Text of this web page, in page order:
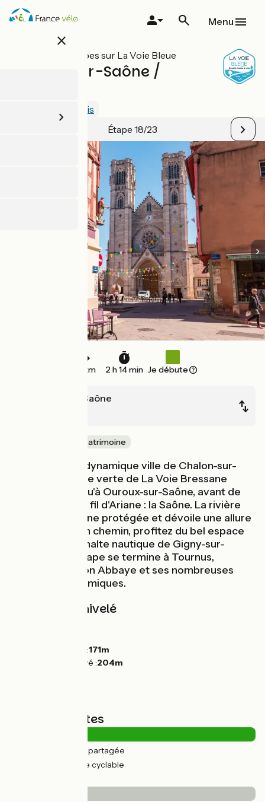
Aller
au
close
Menu
Toutes les étapes sur La Voie Bleue
Chalon-sur-Saône /
Voir 2 avis
Étape 18/23
34 km 2 h 14 min Je débute
Chalon-sur-Saône
Nature & petit patrimoine
Vous quittez la dynamique ville de Chalon-sur-
Saône par la voie verte de La Voie Bressane
empruntée jusqu'à Ouroux-sur-Saône, avant de
retrouver votre fil d'Ariane : la Saône. La rivière
traverse une zone protégée et dévoile une allure
plus sauvage. En chemin, profitez du bel espace
aménagé de la halte nautique de Gigny-sur-
Saône. Votre étape se termine à Tournus,
réputée pour son Abbaye et ses nombreuses
tables gastronomiques.
Pentes et dénivelé
Point le plus bas :171m
Point le plus élevé :204m
Types de routes
(14%) Route partagée
(86%) Voie cyclable